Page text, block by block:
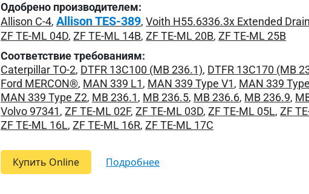
Одобрено производителем:
Allison C-4,Allison TES-389,Voith H55.6336.3x Extended
ZF TE-ML 04D,ZF TE-ML 14B,ZF TE-ML 20B,ZF TE-ML 25B
Соответствие требованиям:
Caterpillar TO-2, DTFR 13C100 (MB 236.1), DTFR 13C170 (MB
Ford MERCON®, MAN 339 L1, MAN 339 Type V1, MAN 339
MAN 339 Type Z2, MB 236.1, MB 236.5, MB 236.6, MB 236.9,
Volvo 97341,ZF TE-ML 02F,ZF TE-ML 03D,ZF TE-ML 05L,ZF
ZF TE-ML 16L,ZF TE-ML 16R,ZF TE-ML 17C
Купить Online подробнее